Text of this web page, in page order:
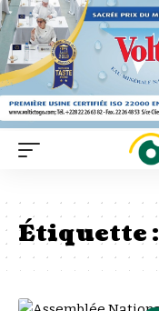
Étiquette :